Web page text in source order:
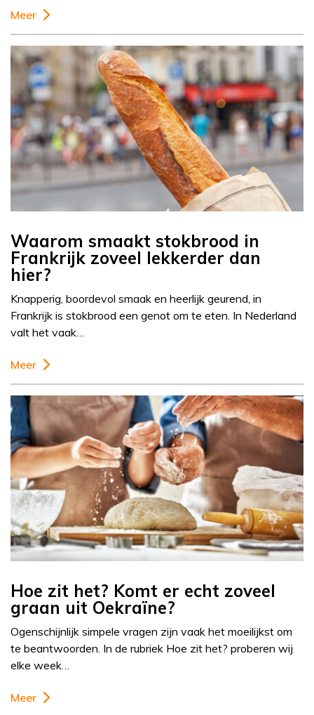
Meer
Waarom smaakt stokbrood in
Frankrijk zoveel lekkerder dan
hier?
Knapperig, boordevol smaak en heerlijk geurend, in
Frankrijk is stokbrood een genot om te eten. In Nederland
valt het vaak…
Meer
Hoe zit het? Komt er echt zoveel
graan uit Oekraïne?
Ogenschijnlijk simpele vragen zijn vaak het moeilijkst om
te beantwoorden. In de rubriek Hoe zit het? proberen wij
elke week…
Meer